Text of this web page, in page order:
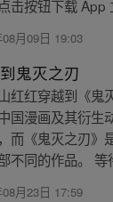
击按钮下载 App
月09日 19:03
鬼灭之刃
红红穿越到《鬼
国漫画及其衍生
而《鬼灭之刃》
不同的作品。 等
月23日 17:59